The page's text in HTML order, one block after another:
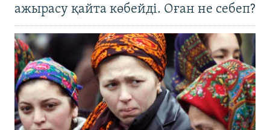
ажырасу қайта көбейді. Оған не себеп?